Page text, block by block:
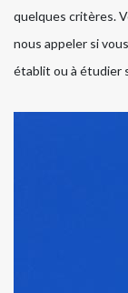
quelques critères.
nous appeler si
établit ou à étudier